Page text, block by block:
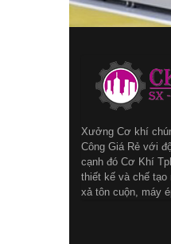
Xưởng Cơ khí
Công Giá Rẻ với
cạnh đó Cơ Khí
thiết kế và chế
xả tôn cuộn, máy